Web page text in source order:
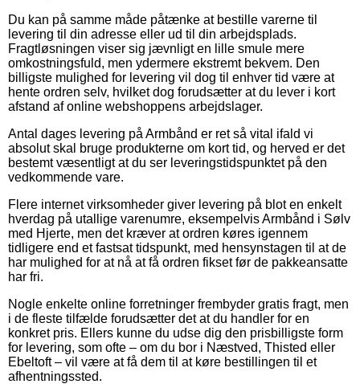
Du kan på samme måde påtænke at bestille varerne til
levering til din adresse eller ud til din arbejdsplads.
Fragtløsningen viser sig jævnligt en lille smule mere
omkostningsfuld, men ydermere ekstremt bekvem. Den
billigste mulighed for levering vil dog til enhver tid være at
hente ordren selv, hvilket dog forudsætter at du lever i kort
afstand af online webshoppens arbejdslager.
Antal dages levering på Armbånd er ret så vital ifald vi
absolut skal bruge produkterne om kort tid, og herved er det
bestemt væsentligt at du ser leveringstidspunktet på den
vedkommende vare.
Flere internet virksomheder giver levering på blot en enkelt
hverdag på utallige varenumre, eksempelvis Armbånd i Sølv
med Hjerte, men det kræver at ordren køres igennem
tidligere end et fastsat tidspunkt, med hensynstagen til at de
har mulighed for at nå at få ordren fikset før de pakkeansatte
har fri.
Nogle enkelte online forretninger frembyder gratis fragt, men
i de fleste tilfælde forudsætter det at du handler for en
konkret pris. Ellers kunne du udse dig den prisbilligste form
for levering, som ofte – om du bor i Næstved, Thisted eller
Ebeltoft – vil være at få dem til at køre bestillingen til et
afhentningssted.